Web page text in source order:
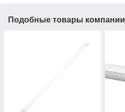
Подобные товары компании